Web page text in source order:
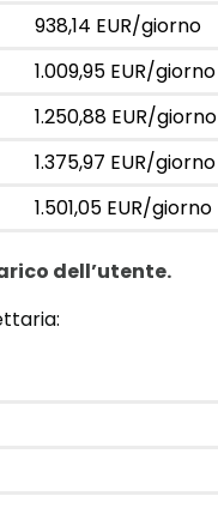
938,14 EUR/giorno
1.009,95 EUR/giorno
1.250,88 EUR/giorno
1.375,97 EUR/giorno
1.501,05 EUR/giorno
dell’utente.